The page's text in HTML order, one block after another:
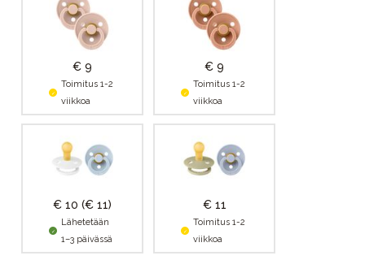
€ 9
Toimitus 1-2
viikkoa
€ 9
Toimitus 1-2
viikkoa
€ 10 (€ 11)
Lähetetään
1–3 päivässä
€ 11
Toimitus 1-2
viikkoa